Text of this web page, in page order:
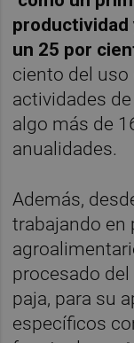
productividad
un 25 por
ciento del uso
actividades
algo más de
anualidades.
Además,
trabajando en
procesado
paja, para su
específicos